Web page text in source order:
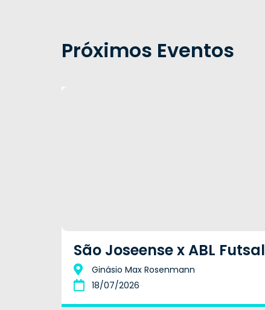
Próximos Eventos
São Joseense x ABL Futsal
Ginásio Max Rosenmann
18/07/2026